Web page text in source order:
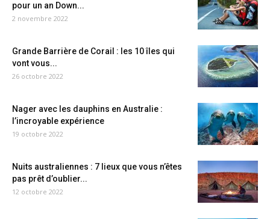
pour un an Down...
2 novembre 2022
Grande Barrière de Corail : les 10 îles qui
vont vous...
26 octobre 2022
Nager avec les dauphins en Australie :
l’incroyable expérience
19 octobre 2022
Nuits australiennes : 7 lieux que vous n’êtes
pas prêt d’oublier...
12 octobre 2022